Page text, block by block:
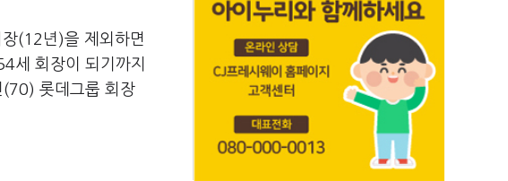
(12 년 )을 제외하면
세 회장이 되기까지
(70) 롯데그룹 회장